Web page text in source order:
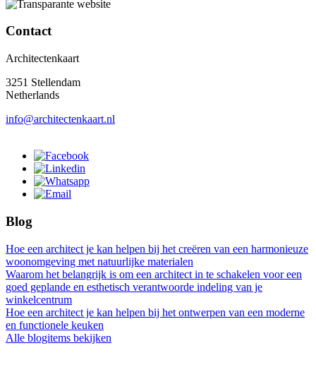
Contact
Architectenkaart
3251 Stellendam
Netherlands
info@architectenkaart.nl
Blog
Hoe een architect je kan helpen bij het creëren van een harmonieuze
woonomgeving met natuurlijke materialen
Waarom het belangrijk is om een architect in te schakelen voor een
goed geplande en esthetisch verantwoorde indeling van je
winkelcentrum
Hoe een architect je kan helpen bij het ontwerpen van een moderne
en functionele keuken
Alle blogitems bekijken